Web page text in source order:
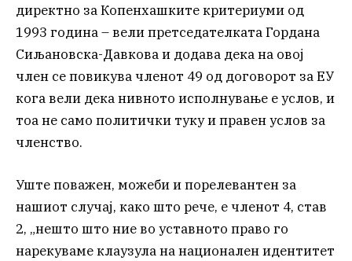
директно за Копенхашките критериуми од
1993 година – вели претседателката Гордана
Сиљановска-Давкова и додава дека на овој
член се повикува членот 49 од договорот за ЕУ
кога вели дека нивното исполнување е услов, и
тоа не само политички туку и правен услов за
членство.
Уште поважен, можеби и порелевантен за
нашиот случај, како што рече, е членот 4, став
2, „нешто што ние во уставното право го
нарекуваме клаузула на национален идентитет